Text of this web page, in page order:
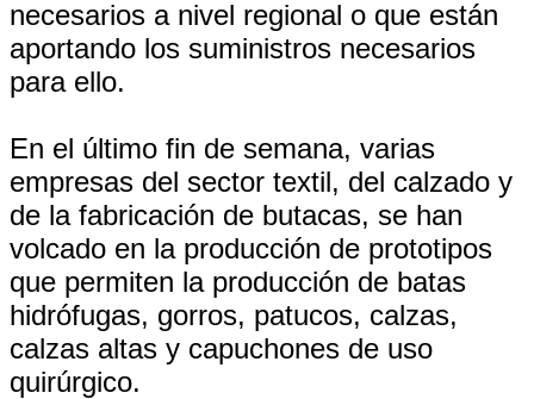
necesarios a nivel regional o que están
aportando los suministros necesarios
para ello.
En el último fin de semana, varias
empresas del sector textil, del calzado y
de la fabricación de butacas, se han
volcado en la producción de prototipos
que permiten la producción de batas
hidrófugas, gorros, patucos, calzas,
calzas altas y capuchones de uso
quirúrgico.